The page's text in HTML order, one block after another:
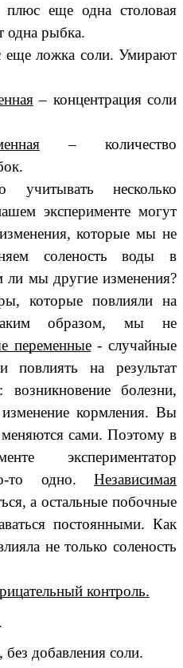
еще одна столовая
одна рыбка.
еще ложка соли. Умирают
– концентрация соли
– количество
несколько
эксперименте могут
которые мы не
соленость воды в
ли мы другие изменения?
которые повлияли на
образом, мы не
переменные- случайные
повлиять на результат
возникновение болезни,
кормления. Вы
сами. Поэтому в
экспериментатор
то одно. Независимая
а остальные побочные
постоянными. Как
не только соленость
контроль.
добавления соли.